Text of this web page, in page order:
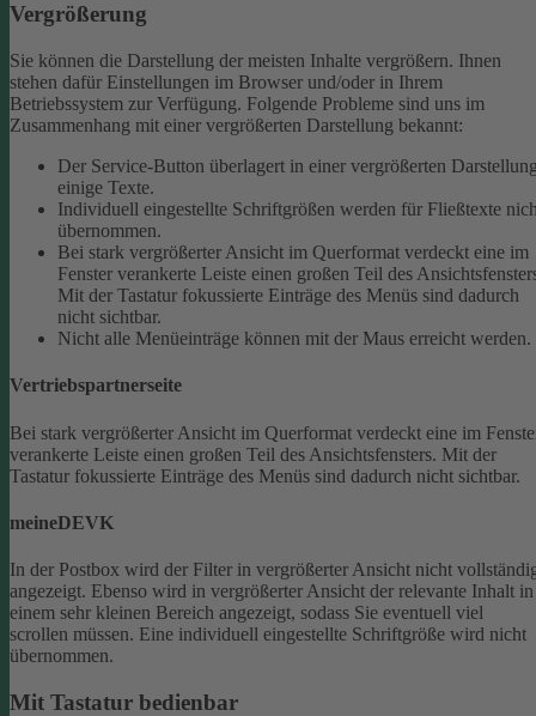
Vergrößerung
Sie können die Darstellung der meisten Inhalte vergrößern. Ihnen
stehen dafür Einstellungen im Browser und/oder in Ihrem
Betriebssystem zur Verfügung. Folgende Probleme sind uns im
Zusammenhang mit einer vergrößerten Darstellung bekannt:
Der Service-Button überlagert in einer vergrößerten
einige Texte.
Individuell eingestellte Schriftgrößen werden für Fließtexte
übernommen.
Bei stark vergrößerter Ansicht im Querformat verdeckt eine im
Fenster verankerte Leiste einen großen Teil des
Mit der Tastatur fokussierte Einträge des Menüs sind dadurch
nicht sichtbar.
Nicht alle Menüeinträge können mit der Maus erreicht werden.
Vertriebspartnerseite
Bei stark vergrößerter Ansicht im Querformat verdeckt eine im
verankerte Leiste einen großen Teil des Ansichtsfensters. Mit der
Tastatur fokussierte Einträge des Menüs sind dadurch nicht sichtbar.
meineDEVK
In der Postbox wird der Filter in vergrößerter Ansicht nicht
angezeigt. Ebenso wird in vergrößerter Ansicht der relevante Inhalt in
einem sehr kleinen Bereich angezeigt, sodass Sie eventuell viel
scrollen müssen. Eine individuell eingestellte Schriftgröße wird nicht
übernommen.
Mit Tastatur bedienbar